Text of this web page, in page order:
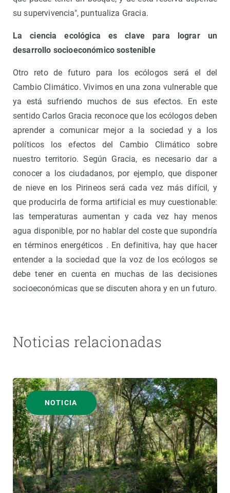
su supervivencia", puntualiza Gracia.
La ciencia ecológica es clave para lograr un
desarrollo socioeconómico sostenible
Otro reto de futuro para los ecólogos será el del
Cambio Climático. Vivimos en una zona vulnerable que
ya está sufriendo muchos de sus efectos. En este
sentido Carlos Gracia reconoce que los ecólogos deben
aprender a comunicar mejor a la sociedad y a los
políticos los efectos del Cambio Climático sobre
nuestro territorio. Según Gracia, es necesario dar a
conocer a los ciudadanos, por ejemplo, que disponer
de nieve en los Pirineos será cada vez más difícil, y
que producirla de forma artificial es muy cuestionable:
las temperaturas aumentan y cada vez hay menos
agua disponible, por no hablar del coste que supondría
en términos energéticos . En definitiva, hay que hacer
entender a la sociedad que la voz de los ecólogos se
debe tener en cuenta en muchas de las decisiones
socioeconómicas que se discuten ahora y en un futuro.
Noticias relacionadas
NOTICIA